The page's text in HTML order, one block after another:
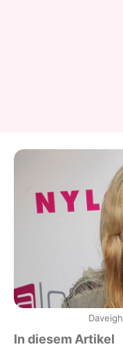
In diesem Artikel